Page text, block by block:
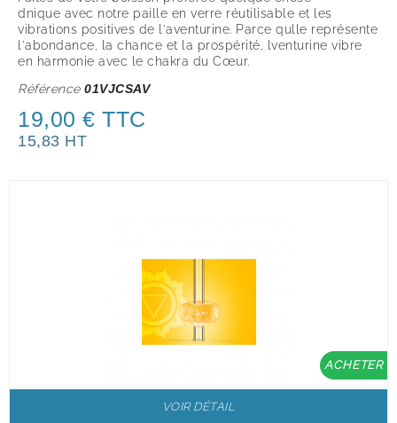
dnique avec notre paille en verre réutilisable et les
vibrations positives de l'aventurine. Parce qulle représente
l'abondance, la chance et la prospérité, lventurine vibre
en harmonie avec le chakra du Cœur.
Référence 01VJCSAV
19,00 € TTC
15,83 HT
ACHETER
VOIR DÉTAIL